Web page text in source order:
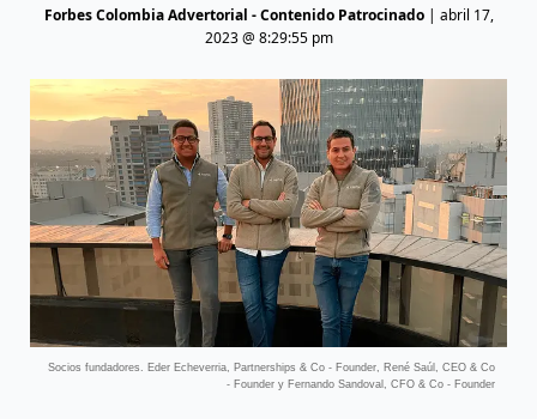
Forbes Colombia Advertorial - Contenido Patrocinado| abril 17,
2023 @ 8:29:55 pm
Socios fundadores. Eder Echeverria, Partnerships & Co - Founder, René Saúl, CEO & Co
- Founder y Fernando Sandoval, CFO & Co - Founder